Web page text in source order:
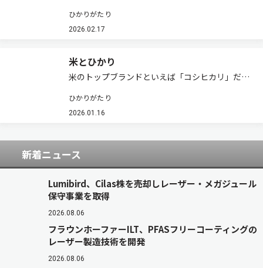
たり，局部を木の筒に収めただけの姿で裸のまま
躍動する人々の暮らしが，様々な番組で紹介され
に…
ひかりがたり
2026.02.17
米とひかり
米のトップブランドといえば「コシヒカリ」だろ
品種になって欲しい，という願いのもとに命名さ
れた。それ以外にも，米の品種名には「きぬひか
の…
ひかりがたり
2026.01.16
新着ニュース
Lumibird、Cilas株を売却しレーザー・メガジュール
保守事業を取得
2026.08.06
フラウンホーファーILT、PFASフリーコーティングの
レーザー製造技術を開発
2026.08.06